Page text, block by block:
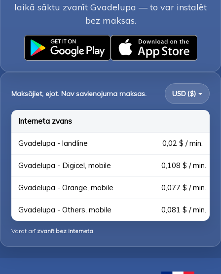
laikā sāktu zvanīt Gvadelupa — to var instalēt
bez maksas.
Maksājiet, ejot. Nav savienojuma maksas. USD ($)
Interneta zvans
Gvadelupa - landline 0,02 $ / min.
Gvadelupa - Digicel, mobile 0,108 $ / min.
Gvadelupa - Orange, mobile 0,077 $ / min.
Gvadelupa - Others, mobile 0,081 $ / min.
Varat arī zvanīt bez interneta.